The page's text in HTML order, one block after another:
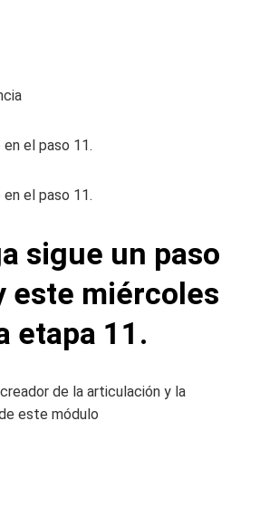
en el paso 11.
en el paso 11.
sigue un paso
este miércoles
etapa 11.
de la articulación y la
este módulo